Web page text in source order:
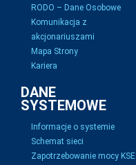
RODO – Dane Osobowe
Komunikacja z
akcjonariuszami
Mapa Strony
Kariera
DANE
SYSTEMOWE
Informacje o systemie
Schemat sieci
Zapotrzebowanie mocy KSE